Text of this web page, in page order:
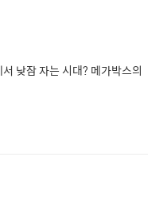
낮잠 자는 시대? 메가박스의